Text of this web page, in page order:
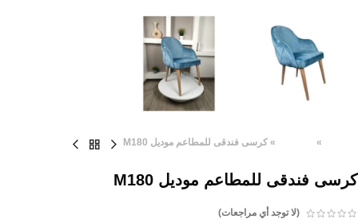
»
» كرسى فندقى للمطاعم موديل M180
كرسى فندقى للمطاعم موديل M180
(لا توجد أي مراجعات)